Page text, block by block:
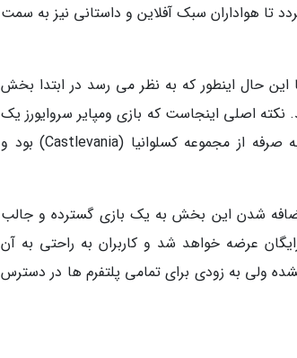
هواداران سبک آفلاین و داستانی نیز به سمت
این حال اینطور که به نظر می رسد در ابتدا بخش
نکته اصلی اینجاست که بازی ومپایر سروایورز یک
بازی بسیار خاص است. این عنوان در ابتدا به شکل یک کپی مقرون به صرفه از مجموعه کسلوانیا (Castlevania) بود و
اضافه شدن این بخش به یک بازی گسترده و جالب
عرضه خواهد شد و کاربران به راحتی به آن
داشت. هنوز تاریخ عرضه رسمی به روزرسانی 1.8 اعلام نشده ولی به زودی برای تمامی پلتفرم ها در دسترس